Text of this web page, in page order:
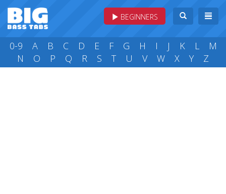
BEGINNERS
0-9 A B C D E F G H I J K L
M
N
O P Q R S T U V W X Y Z